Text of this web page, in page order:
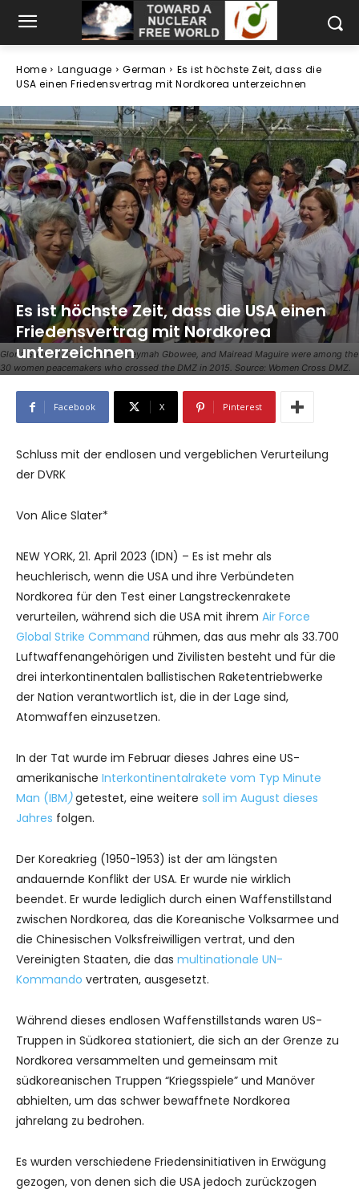
Home Language German
Es ist höchste Zeit, dass die
USA einen Friedensvertrag mit Nordkorea unterzeichnen
Gloria Steinem, Christine Ahn, Leymah Gbowee, and Mairead Maguire were among the
30 women peacemakers who crossed the DMZ in 2015. Source: Women Cross DMZ.
Es ist höchste Zeit, dass die USA einen
Friedensvertrag mit Nordkorea
unterzeichnen
Facebook X Pinterest
Schluss mit der endlosen und vergeblichen Verurteilung
der DVRK
Von Alice Slater*
NEW YORK, 21. April 2023 (IDN) – Es ist mehr als
heuchlerisch, wenn die USA und ihre Verbündeten
Nordkorea für den Test einer Langstreckenrakete
verurteilen, während sich die USA mit ihrem Air Force
Global Strike Command rühmen, das aus mehr als 33.700
Luftwaffenangehörigen und Zivilisten besteht und für die
drei interkontinentalen ballistischen Raketentriebwerke
der Nation verantwortlich ist, die in der Lage sind,
Atomwaffen einzusetzen.
In der Tat wurde im Februar dieses Jahres eine US-
amerikanische Interkontinentalrakete vom Typ Minute
Man (IBM)getestet, eine weitere soll im August dieses
Jahres folgen.
Der Koreakrieg (1950-1953) ist der am längsten
andauernde Konflikt der USA. Er wurde nie wirklich
beendet. Er wurde lediglich durch einen Waffenstillstand
zwischen Nordkorea, das die Koreanische Volksarmee und
die Chinesischen Volksfreiwilligen vertrat, und den
Vereinigten Staaten, die das multinationale UN-
Kommando vertraten, ausgesetzt.
Während dieses endlosen Waffenstillstands waren US-
Truppen in Südkorea stationiert, die sich an der Grenze zu
Nordkorea versammelten und gemeinsam mit
südkoreanischen Truppen “Kriegsspiele” und Manöver
abhielten, um das schwer bewaffnete Nordkorea
jahrelang zu bedrohen.
Es wurden verschiedene Friedensinitiativen in Erwägung
gezogen, von denen sich die USA jedoch zurückzogen